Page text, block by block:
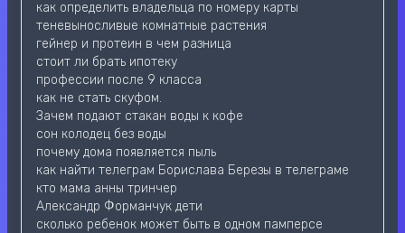
как определить владельца по номеру карты
теневыносливые комнатные растения
гейнер и протеин в чем разница
стоит ли брать ипотеку
профессии после 9 класса
как не стать скуфом.
Зачем подают стакан воды к кофе
сон колодец без воды
почему дома появляется пыль
как найти телеграм Борислава Березы в телеграме
кто мама анны тринчер
Александр Форманчук дети
сколько ребенок может быть в одном памперсе